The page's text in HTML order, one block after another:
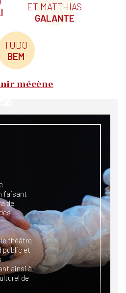
ET MATTHIAS
GALANTE
TUDO
BEM
mécène
faisant
de
théâtre
public et
ainsi à
de